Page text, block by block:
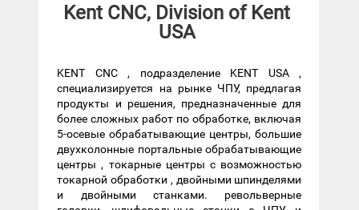
Kent CNC, Division of Kent
USA
KENT CNC , подразделение KENT USA ,
специализируется на рынке ЧПУ, предлагая
продукты и решения, предназначенные для
более сложных работ по обработке, включая
5-осевые обрабатывающие центры, большие
двухколонные портальные обрабатывающие
центры , токарные центры с возможностью
токарной обработки , двойными шпинделями
и двойными станками. револьверные